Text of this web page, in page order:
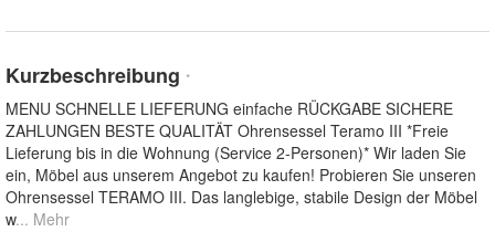
Kurzbeschreibung *
MENU SCHNELLE LIEFERUNG einfache RÜCKGABE SICHERE
ZAHLUNGEN BESTE QUALITÄT Ohrensessel Teramo III *Freie
Lieferung bis in die Wohnung (Service 2-Personen)* Wir laden Sie
ein, Möbel aus unserem Angebot zu kaufen! Probieren Sie unseren
Ohrensessel TERAMO III. Das langlebige, stabile Design der Möbel
w... Mehr